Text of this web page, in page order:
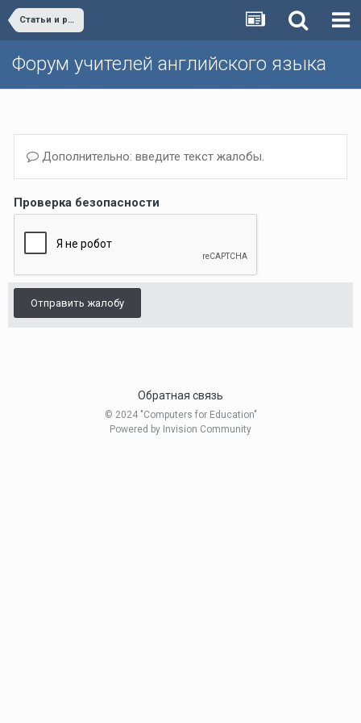
Статьи и разработки учителей (Поурочные планы, дополнительные упражнения и т.д.)/Materials developed by teachers
Форум учителей английского языка
Дополнительно: введите текст жалобы.
Проверка безопасности
Отправить жалобу
Обратная связь
© 2024 "Computers for Education"
Powered by Invision Community